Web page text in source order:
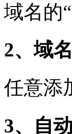
域名的
2、域
任意添
3、自